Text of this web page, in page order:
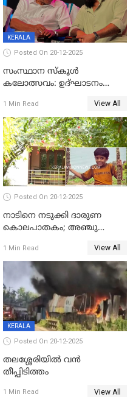
KERALA
Posted On 20-12-2025
സംസ്ഥാന സ്കൂൾ
കലോത്സവം: ഉദ്ഘാടനം
മുഖ്യാതിഥിയായി
മോഹൻലാൽ
1 Min Read View All
Posted On 20-12-2025
നാടിനെ നടുക്കി ദാരുണ
കൊലപാതകം; അഞ്ചു
കഴുത്തുഞെരിച്ച് കൊന്നു
1 Min Read View All
KERALA
Posted On 20-12-2025
തലശ്ശേരിയിൽ വൻ
തീപ്പിടിത്തം
1 Min Read View All